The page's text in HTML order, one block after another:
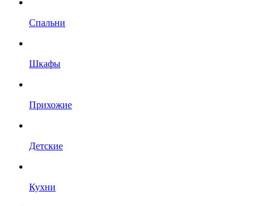
Спальни
Шкафы
Прихожие
Детские
Кухни